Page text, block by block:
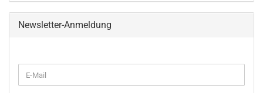
Newsletter-Anmeldung
E-
Mail